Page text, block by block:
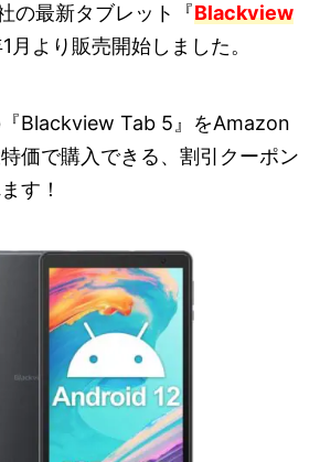
の最新タブレット『Blackview
月より販売開始しました。
Blackview Tab 5』をAmazon
価で購入できる、割引クーポン
す！